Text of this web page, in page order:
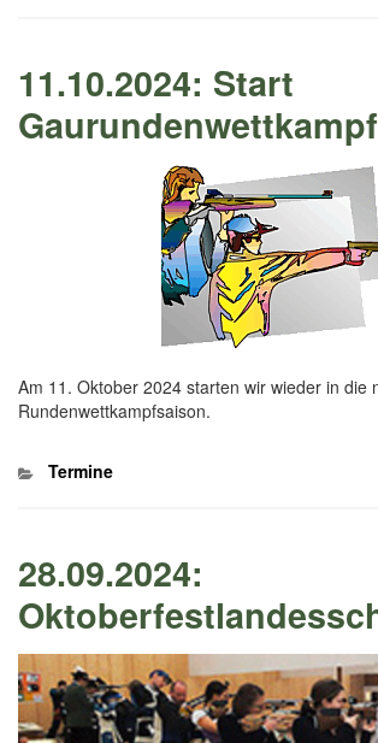
11.10.2024: Start
Am 11. Oktober 2024 starten wir wieder in die
Rundenwettkampfsaison.
Kategorien
Termine
28.09.2024: